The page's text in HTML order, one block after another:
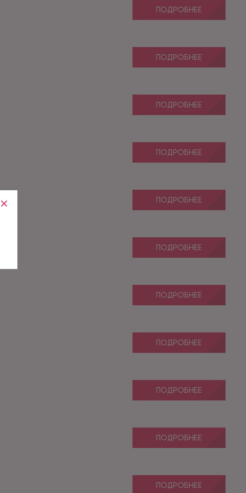
ПОДРОБНЕЕ
ПОДРОБНЕЕ
ПОДРОБНЕЕ
ПОДРОБНЕЕ
ПОДРОБНЕЕ
ПОДРОБНЕЕ
ПОДРОБНЕЕ
ПОДРОБНЕЕ
ПОДРОБНЕЕ
ПОДРОБНЕЕ
ПОДРОБНЕЕ